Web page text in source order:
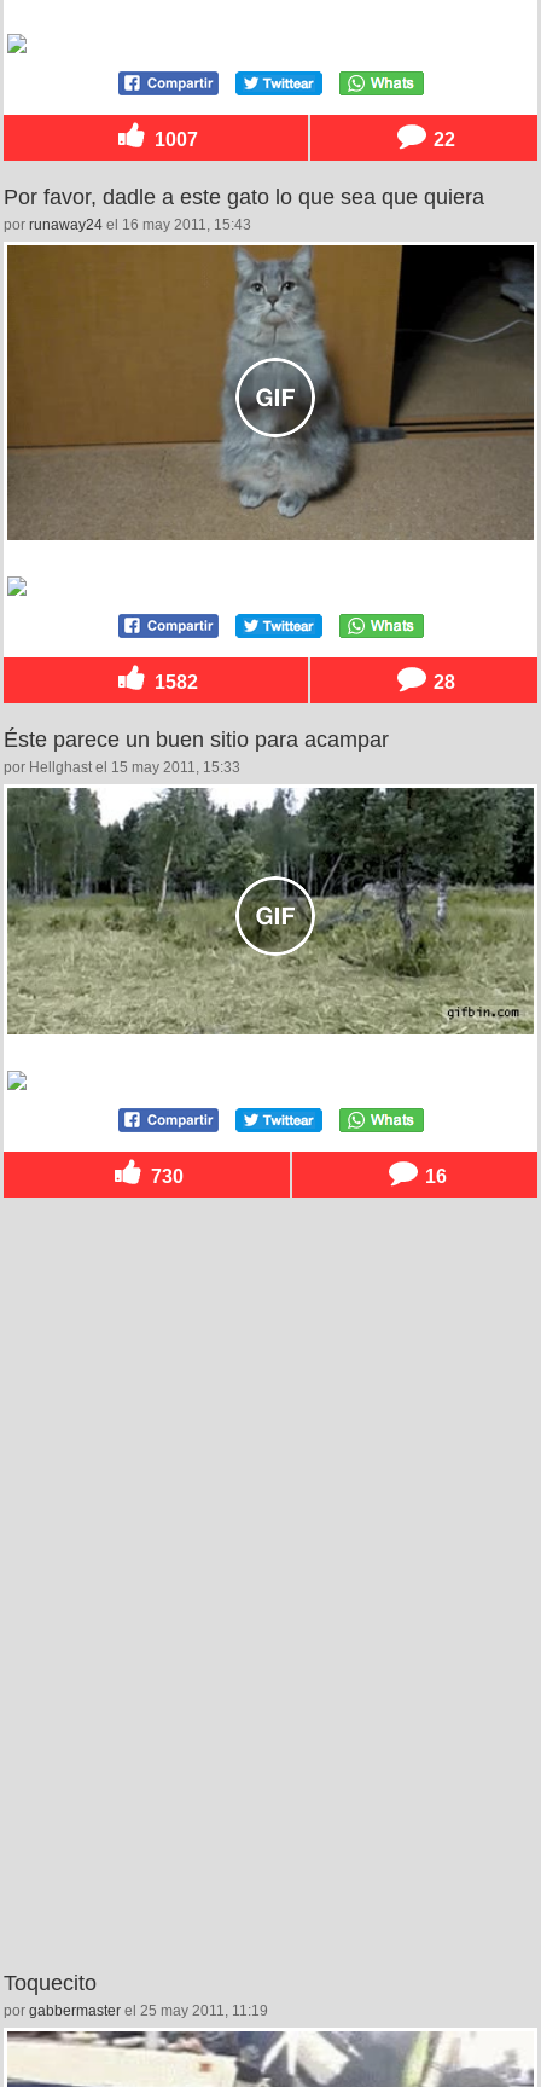
1007 22
Por favor, dadle a este gato lo que sea que quiera
por runaway24 el 16 may 2011, 15:43
1582 28
Éste parece un buen sitio para acampar
por Hellghast el 15 may 2011, 15:33
730 16
Toquecito
por gabbermaster el 25 may 2011, 11:19